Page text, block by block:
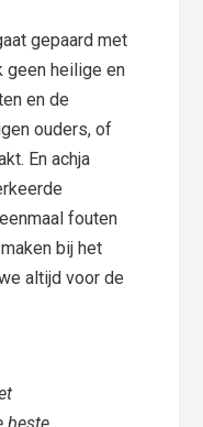
gepaard met
geen heilige en
en de
ouders, of
En achja
fouten
bij het
altijd voor de
beste